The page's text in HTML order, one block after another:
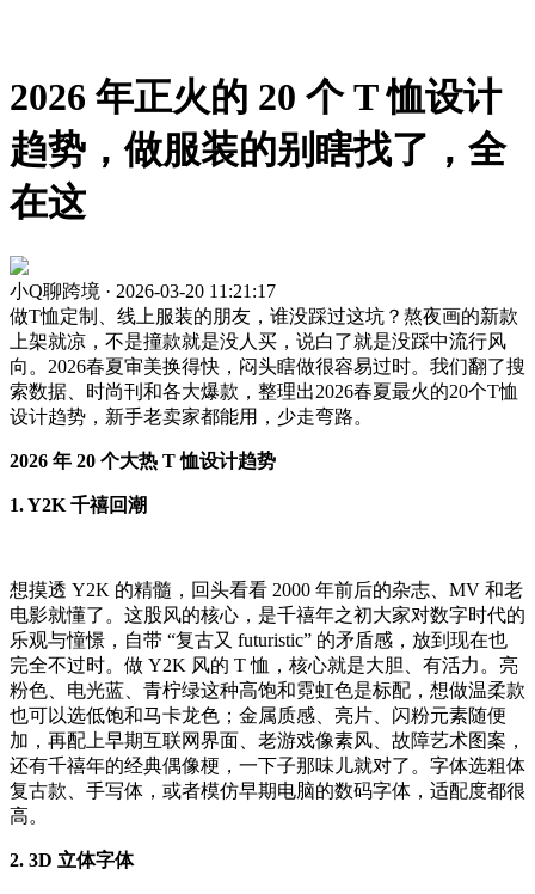
2026 年正火的 20 个 T 恤设计
趋势，做服装的别瞎找了，全
在这
小Q聊跨境 · 2026-03-20 11:21:17
做T恤定制、线上服装的朋友，谁没踩过这坑？熬夜画的新款
上架就凉，不是撞款就是没人买，说白了就是没踩中流行风
向。2026春夏审美换得快，闷头瞎做很容易过时。我们翻了搜
索数据、时尚刊和各大爆款，整理出2026春夏最火的20个T恤
设计趋势，新手老卖家都能用，少走弯路。
2026 年 20 个大热 T 恤设计趋势
1. Y2K 千禧回潮
想摸透 Y2K 的精髓，回头看看 2000 年前后的杂志、MV 和老
电影就懂了。这股风的核心，是千禧年之初大家对数字时代的
乐观与憧憬，自带 “复古又 futuristic” 的矛盾感，放到现在也
完全不过时。做 Y2K 风的 T 恤，核心就是大胆、有活力。亮
粉色、电光蓝、青柠绿这种高饱和霓虹色是标配，想做温柔款
也可以选低饱和马卡龙色；金属质感、亮片、闪粉元素随便
加，再配上早期互联网界面、老游戏像素风、故障艺术图案，
还有千禧年的经典偶像梗，一下子那味儿就对了。字体选粗体
复古款、手写体，或者模仿早期电脑的数码字体，适配度都很
高。
2. 3D 立体字体